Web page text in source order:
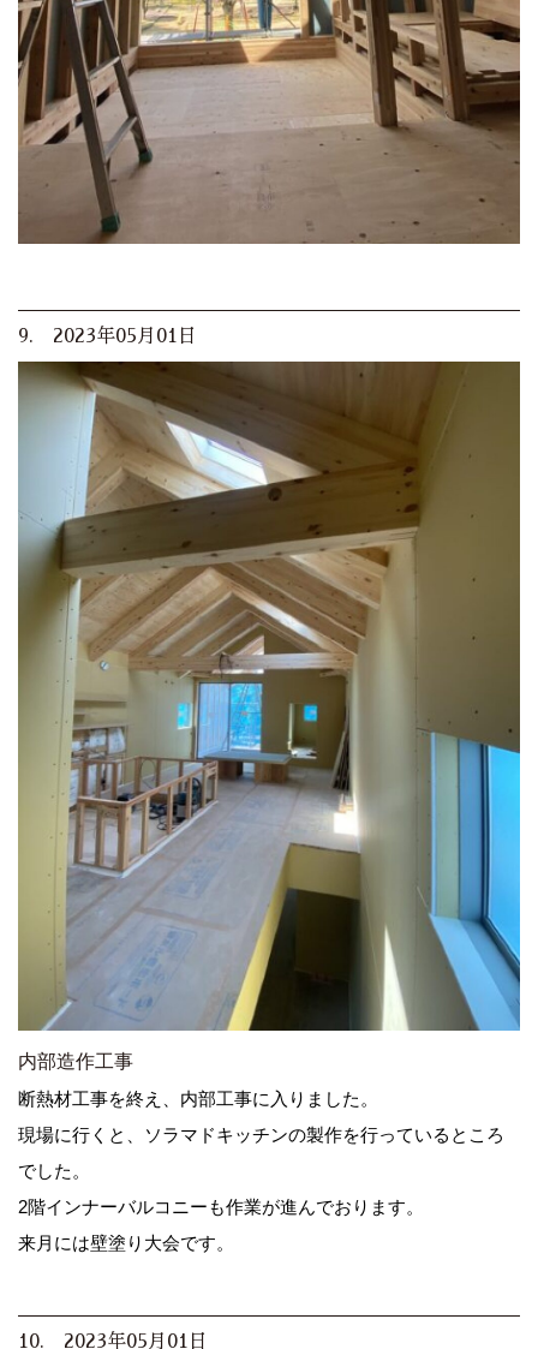
9. 2023年05月01日
内部造作工事
断熱材工事を終え、内部工事に入りました。
現場に行くと、ソラマドキッチンの製作を行っているところ
でした。
2階インナーバルコニーも作業が進んでおります。
来月には壁塗り大会です。
10. 2023年05月01日